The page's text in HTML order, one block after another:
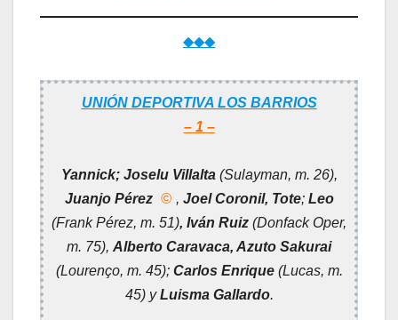
◆◆◆
UNIÓN DEPORTIVA LOS BARRIOS
– 1 –
Yannick; Joselu Villalta (Sulayman, m. 26),
Juanjo Pérez © , Joel Coronil, Tote; Leo
(Frank Pérez, m. 51), Iván Ruiz (Donfack Oper,
m. 75), Alberto Caravaca, Azuto Sakurai
(Lourenço, m. 45); Carlos Enrique(Lucas, m.
45) yLuisma Gallardo.